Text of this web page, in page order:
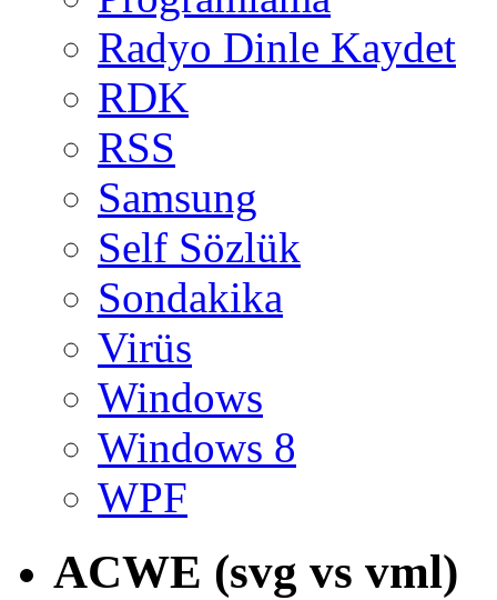
Radyo Dinle Kaydet
RDK
RSS
Samsung
Self Sözlük
Sondakika
Virüs
Windows
Windows 8
WPF
ACWE (svg vs vml)